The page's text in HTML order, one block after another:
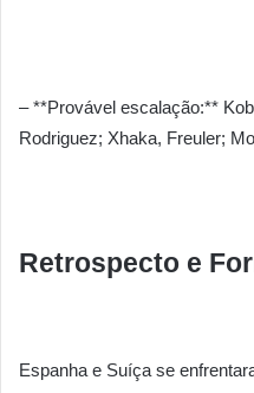
– **Provável escalação:**
Rodriguez; Xhaka, Freuler;
Retrospecto e
Espanha e Suíça se